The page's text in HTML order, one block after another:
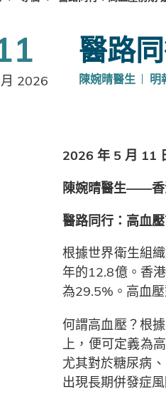
2026
醫路
陳婉晴醫生 明
2026 年 5 月 11
陳婉晴醫生——香
醫路同行：高血
根據世界衛生組
年的12.8億。香
為29.5%。高血
何謂高血壓？根
上，便可定義為
尤其對於糖尿病
出現長期併發症風